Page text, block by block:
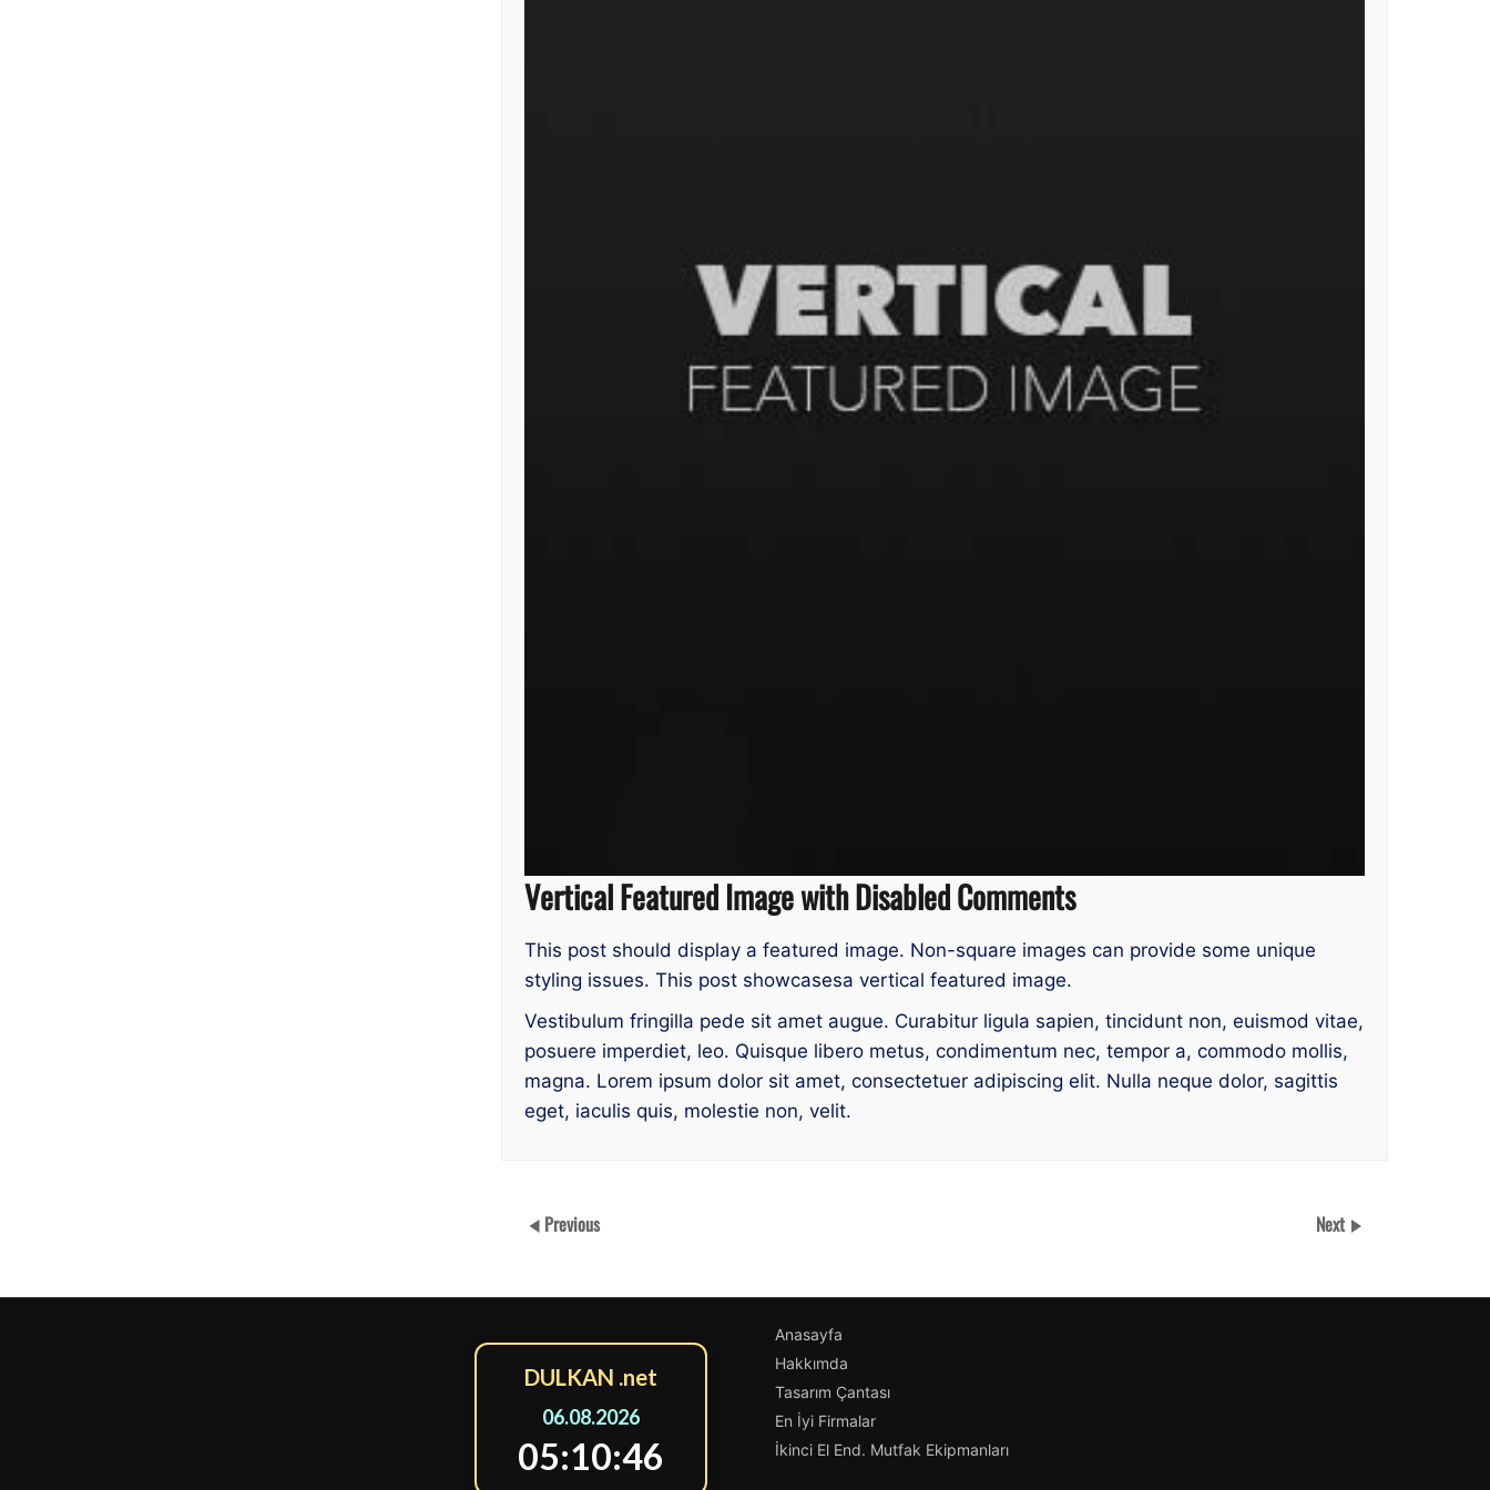
Vertical Featured Image with Disabled Comments
This post should display a featured image. Non-square images can provide some unique
styling issues. This post showcasesa vertical featured image.
Vestibulum fringilla pede sit amet augue. Curabitur ligula sapien, tincidunt non, euismod vitae,
posuere imperdiet, leo. Quisque libero metus, condimentum nec, tempor a, commodo mollis,
magna. Lorem ipsum dolor sit amet, consectetuer adipiscing elit. Nulla neque dolor, sagittis
eget, iaculis quis, molestie non, velit.
Previous Next
DULKAN .net
06.08.2026
05:10:46
Anasayfa
Hakkımda
Tasarım Çantası
En İyi Firmalar
İkinci El End. Mutfak Ekipmanları